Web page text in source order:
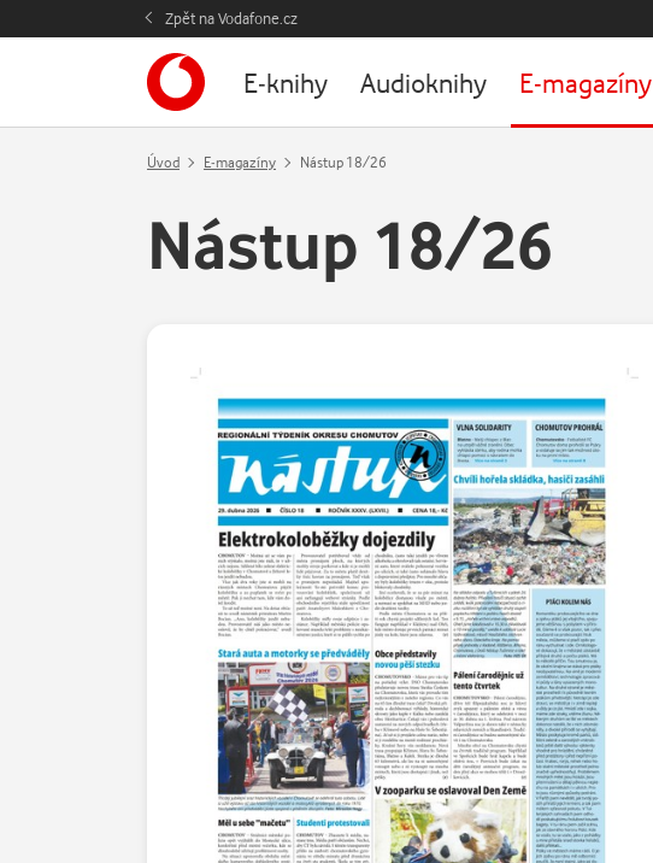
Zpět na Vodafone.cz
E-knihy Audioknihy E-magazíny
Úvod E-magazíny Nástup 18/26
Nástup 18/26